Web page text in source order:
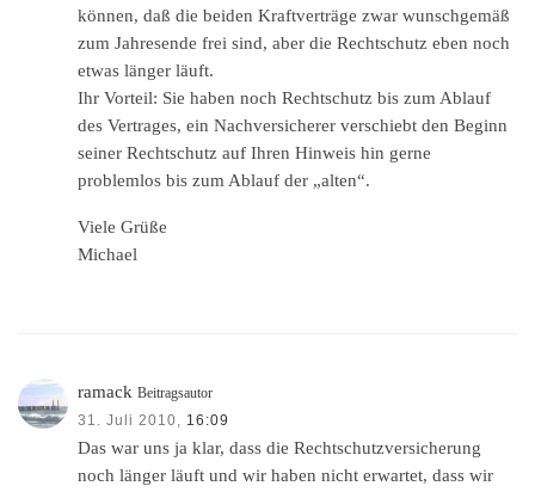
können, daß die beiden Kraftverträge zwar wunschgemäß
zum Jahresende frei sind, aber die Rechtschutz eben noch
etwas länger läuft.
Ihr Vorteil: Sie haben noch Rechtschutz bis zum Ablauf
des Vertrages, ein Nachversicherer verschiebt den Beginn
seiner Rechtschutz auf Ihren Hinweis hin gerne
problemlos bis zum Ablauf der „alten“.
Viele Grüße
Michael
ramack Beitragsautor
31. Juli 2010, 16:09
Das war uns ja klar, dass die Rechtschutzversicherung
noch länger läuft und wir haben nicht erwartet, dass wir